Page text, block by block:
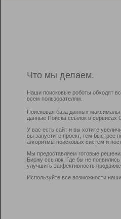
Что мы делаем.
Наши поисковые роботы обходят
всем пользователям.
Поисковая база данных
данные Поиска ссылок в сервисах
У вас есть сайт и вы хотите
вы запустите проект, тем быстрее
алгоритмы поисковых систем и
Мы предоставляем готовые
Биржу ссылок. Где бы не
улучшить эффективность
Используйте все возможности